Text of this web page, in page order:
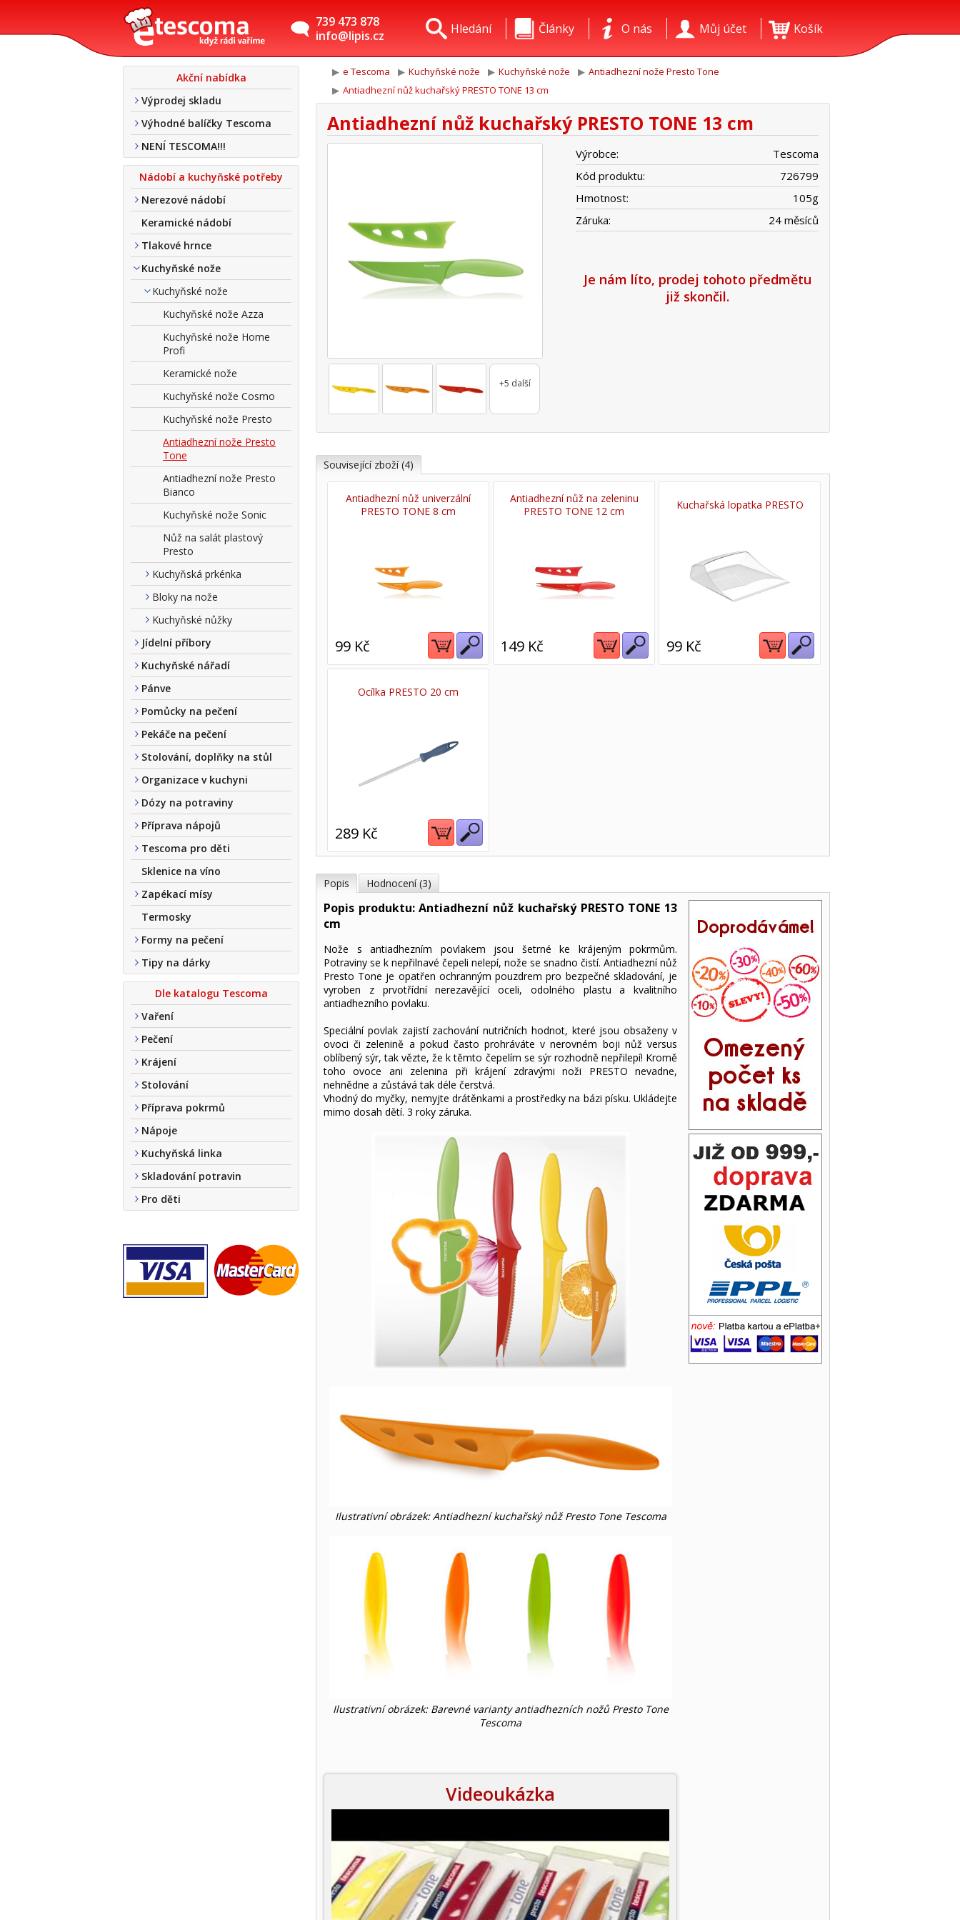
739 473 878
info@lipis.cz
Košík
Můj účet
O nás
Články
Hledání
Akční nabídka
Výprodej skladu
Výhodné balíčky Tescoma
NENÍ TESCOMA!!!
Nádobí a kuchyňské potřeby
Nerezové nádobí
Keramické nádobí
Tlakové hrnce
Kuchyňské nože
Kuchyňské nože
Kuchyňské nože Azza
Kuchyňské nože Home
Profi
Keramické nože
Kuchyňské nože Cosmo
Kuchyňské nože Presto
Antiadhezní nože Presto
Tone
Antiadhezní nože Presto
Bianco
Kuchyňské nože Sonic
Nůž na salát plastový
Presto
Kuchyňská prkénka
Bloky na nože
Kuchyňské nůžky
Jídelní příbory
Kuchyňské nářadí
Pánve
Pomůcky na pečení
Pekáče na pečení
Stolování, doplňky na stůl
Organizace v kuchyni
Dózy na potraviny
Příprava nápojů
Tescoma pro děti
Sklenice na víno
Zapékací mísy
Termosky
Formy na pečení
Tipy na dárky
Dle katalogu Tescoma
Vaření
Pečení
Krájení
Stolování
Příprava pokrmů
Nápoje
Kuchyňská linka
Skladování potravin
Pro děti
e Tescoma Kuchyňské nože Kuchyňské nože
Antiadhezní nože Presto Tone
Antiadhezní nůž kuchařský PRESTO TONE 13 cm
Antiadhezní nůž kuchařský PRESTO TONE 13 cm
+5 další
Výrobce:
Tescoma
Kód produktu:
726799
Hmotnost:
105g
Záruka:
24 měsíců
Je nám líto, prodej tohoto předmětu
již skončil.
Související zboží (4)
Antiadhezní nůž univerzální
PRESTO TONE 8 cm
99 Kč
Antiadhezní nůž na zeleninu
PRESTO TONE 12 cm
149 Kč
Kuchařská lopatka PRESTO
99 Kč
Ocílka PRESTO 20 cm
289 Kč
Popis Hodnocení (3)
Popis produktu: Antiadhezní nůž kuchařský PRESTO TONE 13
cm
Nože s antiadhezním povlakem jsou šetrné ke krájeným pokrmům.
Potraviny se k nepřilnavé čepeli nelepí, nože se snadno čistí. Antiadhezní nůž
Presto Tone je opatřen ochranným pouzdrem pro bezpečné skladování, je
vyroben z prvotřídní nerezavějící oceli, odolného plastu a kvalitního
antiadhezního povlaku.
Speciální povlak zajistí zachování nutričních hodnot, které jsou obsaženy v
ovoci či zelenině a pokud často prohráváte v nerovném boji nůž versus
oblíbený sýr, tak vězte, že k těmto čepelím se sýr rozhodně nepřilepí! Kromě
toho ovoce ani zelenina při krájení zdravými noži PRESTO nevadne,
nehnědne a zůstává tak déle čerstvá.
Vhodný do myčky, nemyjte drátěnkami a prostředky na bázi písku. Ukládejte
mimo dosah dětí. 3 roky záruka.
Ilustrativní obrázek: Antiadhezní kuchařský nůž Presto Tone Tescoma
Ilustrativní obrázek: Barevné varianty antiadhezních nožů Presto Tone
Tescoma
Videoukázka